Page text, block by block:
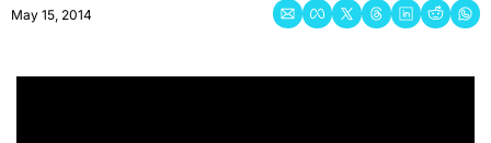
May 15, 2014